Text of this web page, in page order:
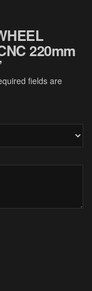
220mm
fields are